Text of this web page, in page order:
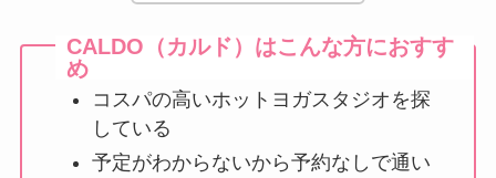
CALDO（カルド）はこんな方におすす
め
コスパの高いホットヨガスタジオを探
している
予定がわからないから予約なしで通い